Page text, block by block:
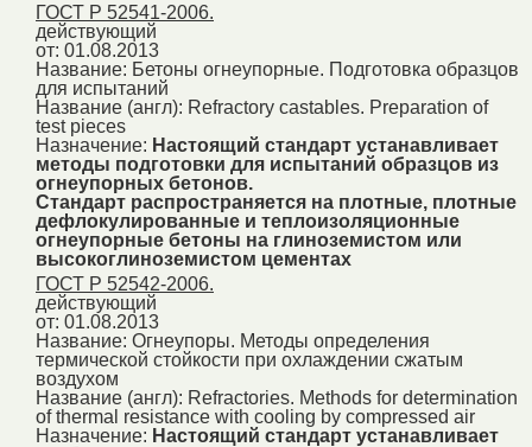
ГОСТ Р 52541-2006.
действующий
от: 01.08.2013
Название: Бетоны огнеупорные. Подготовка образцов
для испытаний
Название (англ): Refractory castables. Preparation of
test pieces
Назначение: Настоящий стандарт устанавливает
методы подготовки для испытаний образцов из
огнеупорных бетонов.
Стандарт распространяется на плотные, плотные
дефлокулированные и теплоизоляционные
огнеупорные бетоны на глиноземистом или
высокоглиноземистом цементах
ГОСТ Р 52542-2006.
действующий
от: 01.08.2013
Название: Огнеупоры. Методы определения
термической стойкости при охлаждении сжатым
воздухом
Название (англ): Refractories. Methods for determination
of thermal resistance with cooling by compressed air
Назначение: Настоящий стандарт устанавливает